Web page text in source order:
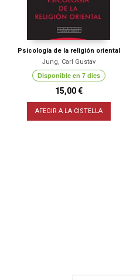
Psicología de la religión oriental
Jung, Carl Gustav
Disponible en 7 dies
15,00 €
AFEGIR A LA CISTELLA